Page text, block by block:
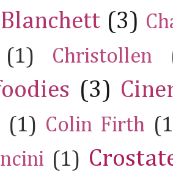
(3)
(1) Christollen
(3)
(1) Colin Firth
(1)